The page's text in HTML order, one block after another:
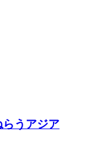
うアジア